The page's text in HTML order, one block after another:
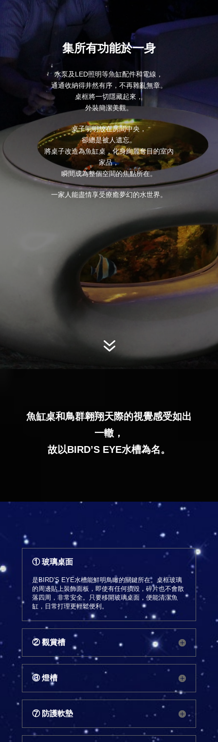
集所有功能於一身
水泵及LED照明等魚缸配件和電線，
通通收納得井然有序，不再雜亂無章。
桌框將一切隱藏起來，
外裝簡潔美觀。
桌子明明放在房間中央，
卻總是被人遺忘。
將桌子改造為魚缸桌，化身絢麗奪目的室內
家品，
瞬間成為整個空間的焦點所在。
一家人能盡情享受療癒夢幻的水世界。
7
魚缸桌和鳥群翱翔天際的視覺感受如出
一轍，
故以BIRD’S EYE水槽為名。
① 玻璃桌面
是BIRD’S EYE水槽能鮮明鳥瞰的關鍵所在。桌框玻璃
的周邊貼上裝飾面板，即使有任何損毀，碎片也不會散
落四周，非常安全。只要移開玻璃桌面，便能清潔魚
缸，日常打理更輕鬆便利。
② 觀賞槽
③ 燈槽
⑦ 防護軟墊